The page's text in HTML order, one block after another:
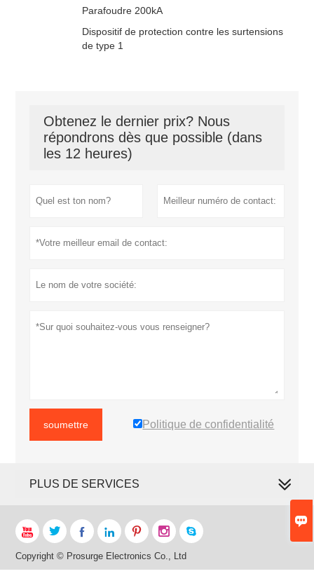

Parafoudre 200kA
Dispositif de protection contre les surtensions
de type 1
Obtenez le dernier prix? Nous
répondrons dès que possible (dans
les 12 heures)
soumettre Politique de confidentialité
PLUS DE SERVICES
      
Copyright © Prosurge Electronics Co., Ltd